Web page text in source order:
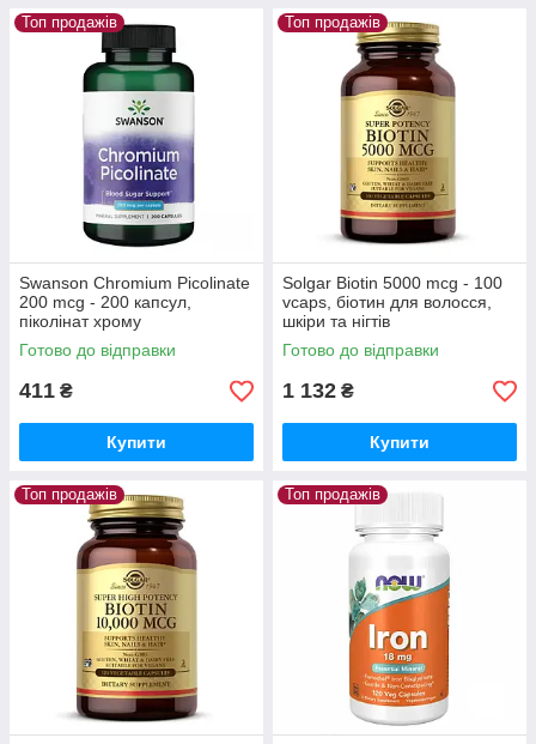
Топ продажів
Swanson Chromium Picolinate
200 mcg - 200 капсул,
піколінат хрому
Готово до відправки
411 ₴
Купити
Топ продажів
Solgar Biotin 5000 mcg - 100
vcaps, біотин для волосся,
шкіри та нігтів
Готово до відправки
1 132 ₴
Купити
Топ продажів Топ продажів